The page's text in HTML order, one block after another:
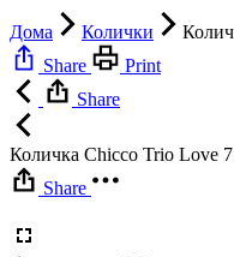
Дома Колички
Share
Print
Share
Количка Chicco Trio Love
Share